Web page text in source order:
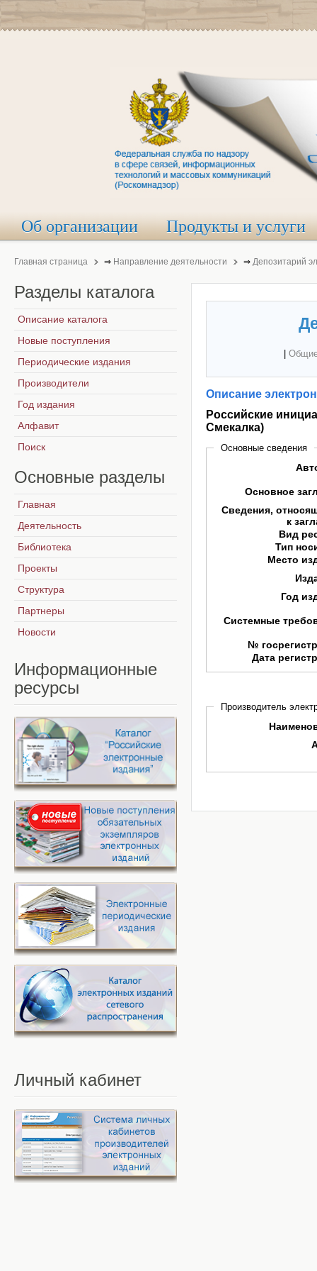
Об организации Продукты и услуги
Главная страница ⇒ Направление деятельности ⇒ Депозитарий
Описание
Российские
Смекалка)
Основные сведения
Основное
Сведения,
к
Вид
Тип
Место
Год
Системные
№
Дата
Производитель
Разделы каталога
Описание каталога
Новые поступления
Периодические издания
Производители
Год издания
Алфавит
Поиск
Основные разделы
Главная
Деятельность
Библиотека
Проекты
Структура
Партнеры
Новости
Информационные
ресурсы
Личный кабинет